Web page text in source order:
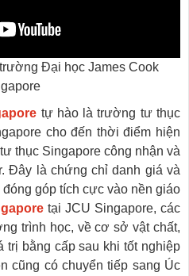
Đại học James Cook
tự hào là trường tư thục
cho đến thời điểm hiện
thục Singapore công nhận và
Đây là chứng chỉ danh giá và
góp tích cực vào nền giáo
tại JCU Singapore, các
trình học, về cơ sở vật chất,
trị bằng cấp sau khi tốt nghiệp
cũng có chuyển tiếp sang Úc